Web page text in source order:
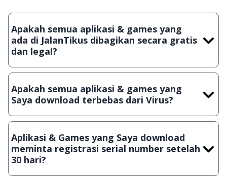
Apakah semua aplikasi & games yang
ada di JalanTikus dibagikan secara gratis
dan legal?
Ya, JalanTikus hanya membagikan aplikasi & games yang
crack, patch atau semacamnya.
Apakah semua aplikasi & games yang
Saya download terbebas dari Virus?
Ya, JalanTikus selalu melakukan scanning dengan 3 jenis
suatu aplikasi atau games, sehingga bisa dijamin 100%
terbebas dari virus.
Aplikasi & Games yang Saya download
meminta registrasi serial number setelah
30 hari?